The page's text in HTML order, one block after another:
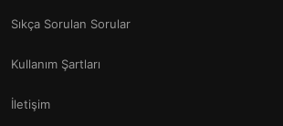
Sıkça Sorulan Sorular
Kullanım Şartları
İletişim